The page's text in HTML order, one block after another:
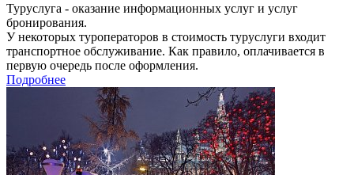
Туруслуга - оказание информационных услуг и услуг
бронирования.
У некоторых туроператоров в стоимость туруслуги входит
транспортное обслуживание. Как правило, оплачивается в
первую очередь после оформления.
Подробнее